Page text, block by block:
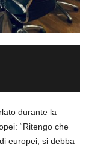
durante la
“Ritengo che
europei, si debba